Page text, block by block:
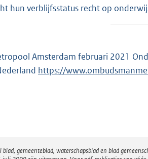
hun verblijfsstatus recht op
Amsterdam februari 2021
E
e
https://
gemeenteblad, waterschapsblad en blad